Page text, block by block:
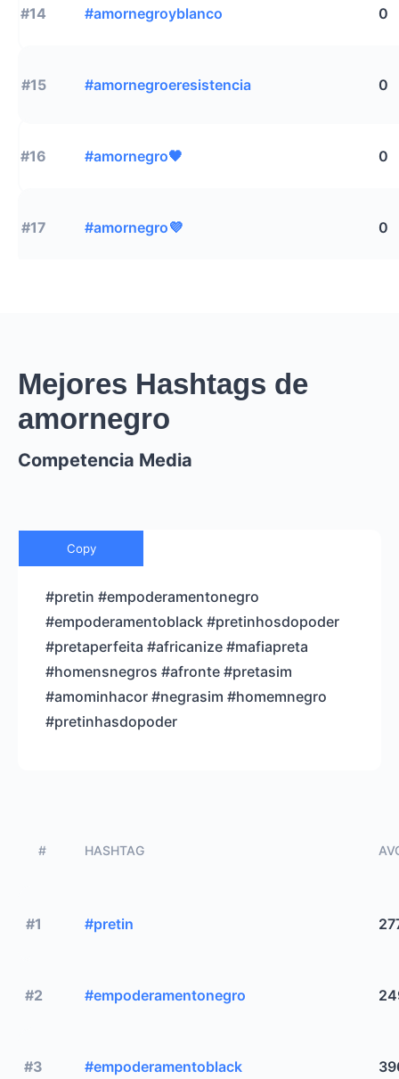
#14 #amornegroyblanco 0
#15 #amornegroeresistencia 0
#16 #amornegro🖤 0
#17 #amornegro💜 0
Mejores Hashtags de
amornegro
Competencia Media
Copy
#pretin #empoderamentonegro
#empoderamentoblack #pretinhosdopoder
#pretaperfeita #africanize #mafiapreta
#homensnegros #afronte #pretasim
#amominhacor #negrasim #homemnegro
#pretinhasdopoder
# HASHTAG
#1 #pretin
#2 #empoderamentonegro
#3 #empoderamentoblack